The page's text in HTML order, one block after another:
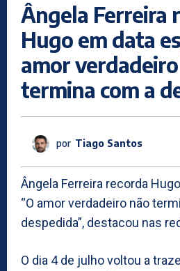
Ângela Ferreira
Hugo em data
amor
termina com a
por Tiago Santos
Ângela Ferreira recorda
“O amor verdadeiro não
despedida”, destacou nas
O dia 4 de julho voltou a